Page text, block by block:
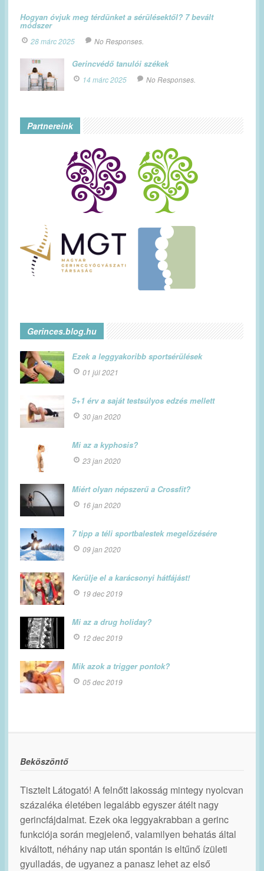
Hogyan óvjuk meg térdünket a sérülésektől? 7 bevált
módszer
28 márc 2025 No Responses.
Gerincvédő tanulói székek
14 márc 2025 No Responses.
Partnereink
Gerinces.blog.hu
Ezek a leggyakoribb sportsérülések
01 júl 2021
5+1 érv a saját testsúlyos edzés mellett
30 jan 2020
Mi az a kyphosis?
23 jan 2020
Miért olyan népszerű a Crossfit?
16 jan 2020
7 tipp a téli sportbalestek megelőzésére
09 jan 2020
Kerülje el a karácsonyi hátfájást!
19 dec 2019
Mi az a drug holiday?
12 dec 2019
Mik azok a trigger pontok?
05 dec 2019
Beköszöntő
Tisztelt Látogató! A felnőtt lakosság mintegy nyolcvan
százaléka életében legalább egyszer átélt nagy
gerincfájdalmat. Ezek oka leggyakrabban a gerinc
funkciója során megjelenő, valamilyen behatás által
kiváltott, néhány nap után spontán is eltűnő ízületi
gyulladás, de ugyanez a panasz lehet az első